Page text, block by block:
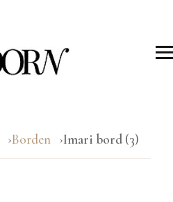
Borden Imari bord (3)